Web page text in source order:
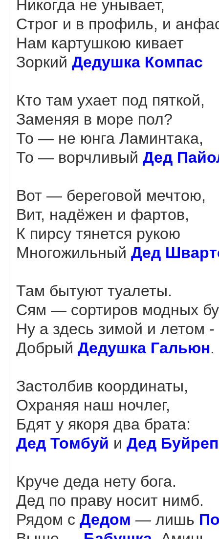
Никогда не унывает,
Строг и в профиль, и
Нам картушкою кивает
ЗоркийДедушка Компас
Кто там ухает под пяткой,
Заменяя в море пол?
То — не юнга Ламинтака,
То — ворчливыйДед
Вот — береговой мечтою,
Вит, надёжен и фартов,
К пирсу тянется рукою
МногожильныйДед
Там бытуют туалеты.
Сям — сортиров модных
Ну а здесь зимой и летом -
ДобрыйДедушка Гальюн.
Застолбив координаты,
Охраняя наш ночлег,
Бдят у якоря два брата:
Дед Томбуй иДед Буйреп
Круче деда нету бога.
Дед по праву носит нимб.
Рядом сДедом — лишь